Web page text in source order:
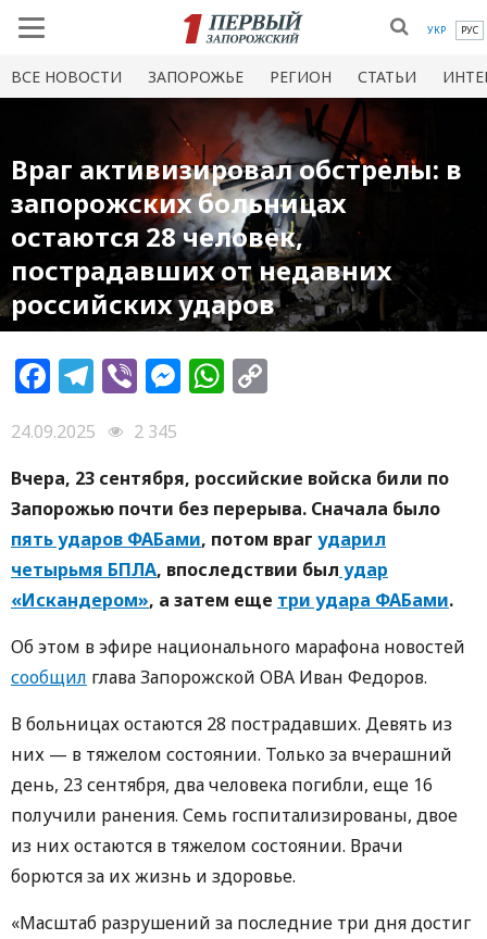
УКР РУС
ВСЕ НОВОСТИ ЗАПОРОЖЬЕ РЕГИОН СТАТЬИ
Враг активизировал обстрелы: в
запорожских больницах
остаются 28 человек,
пострадавших от недавних
российских ударов
Facebook
Telegram
ViberMessenger
WhatsApp
24.09.2025
2 345
Вчера, 23 сентября, российские войска били по
Запорожью почти без перерыва. Сначала было
пять ударов ФАБами, потом враг ударил
четырьмя БПЛА, впоследствии был удар
«Искандером», а затем еще три удара ФАБами.
Об этом в эфире национального марафона новостей
сообщил глава Запорожской ОВА Иван Федоров.
В больницах остаются 28 пострадавших. Девять из
них — в тяжелом состоянии. Только за вчерашний
день, 23 сентября, два человека погибли, еще 16
получили ранения. Семь госпитализированы, двое
из них остаются в тяжелом состоянии. Врачи
борются за их жизнь и здоровье.
«Масштаб разрушений за последние три дня достиг